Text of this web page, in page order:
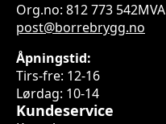
Org.no: 812 773 542MVA
post@borrebrygg.no
Åpningstid:
Tirs-fre: 12-16
Lørdag: 10-14
Kundeservice